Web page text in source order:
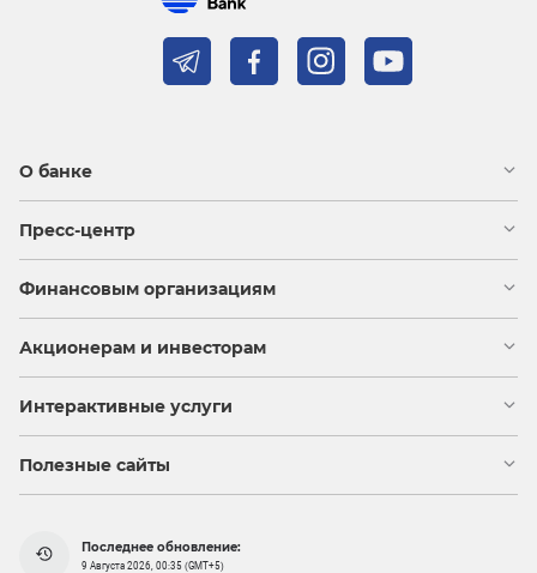
О банке
Пресс-центр
Финансовым организациям
Акционерам и инвесторам
Интерактивные услуги
Полезные сайты
Последнее обновление:
9 Августа 2026, 00:35 (GMT+5)